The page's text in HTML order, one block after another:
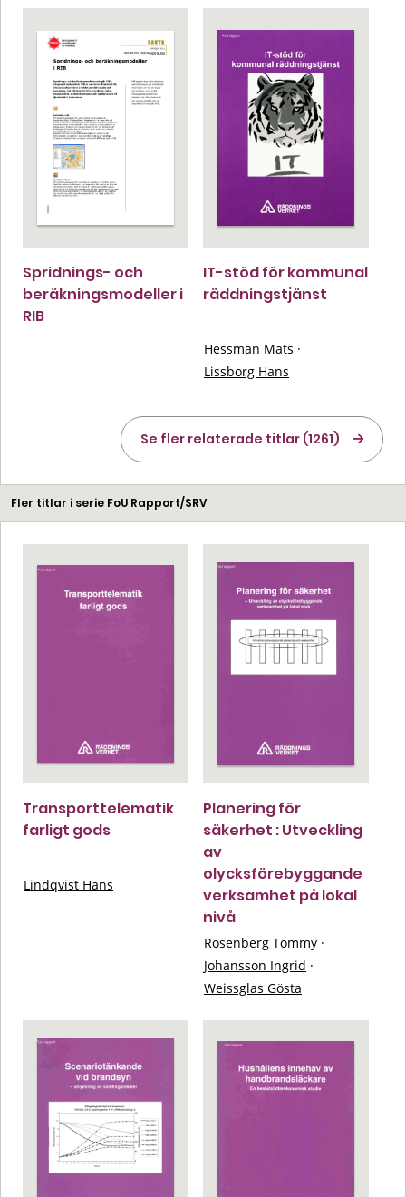
Spridnings- och
beräkningsmodeller i
RIB
IT-stöd för kommunal
räddningstjänst
Hessman Mats ·
Lissborg Hans
Se fler relaterade titlar (1261)
Fler titlar i serie FoU Rapport/SRV
Transporttelematik
farligt gods
Lindqvist Hans
Planering för
säkerhet : Utveckling
av
olycksförebyggande
verksamhet på lokal
nivå
Rosenberg Tommy ·
Johansson Ingrid ·
Weissglas Gösta